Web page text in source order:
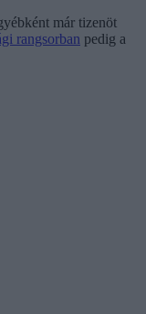
már tizenöt
rangsorban pedig a